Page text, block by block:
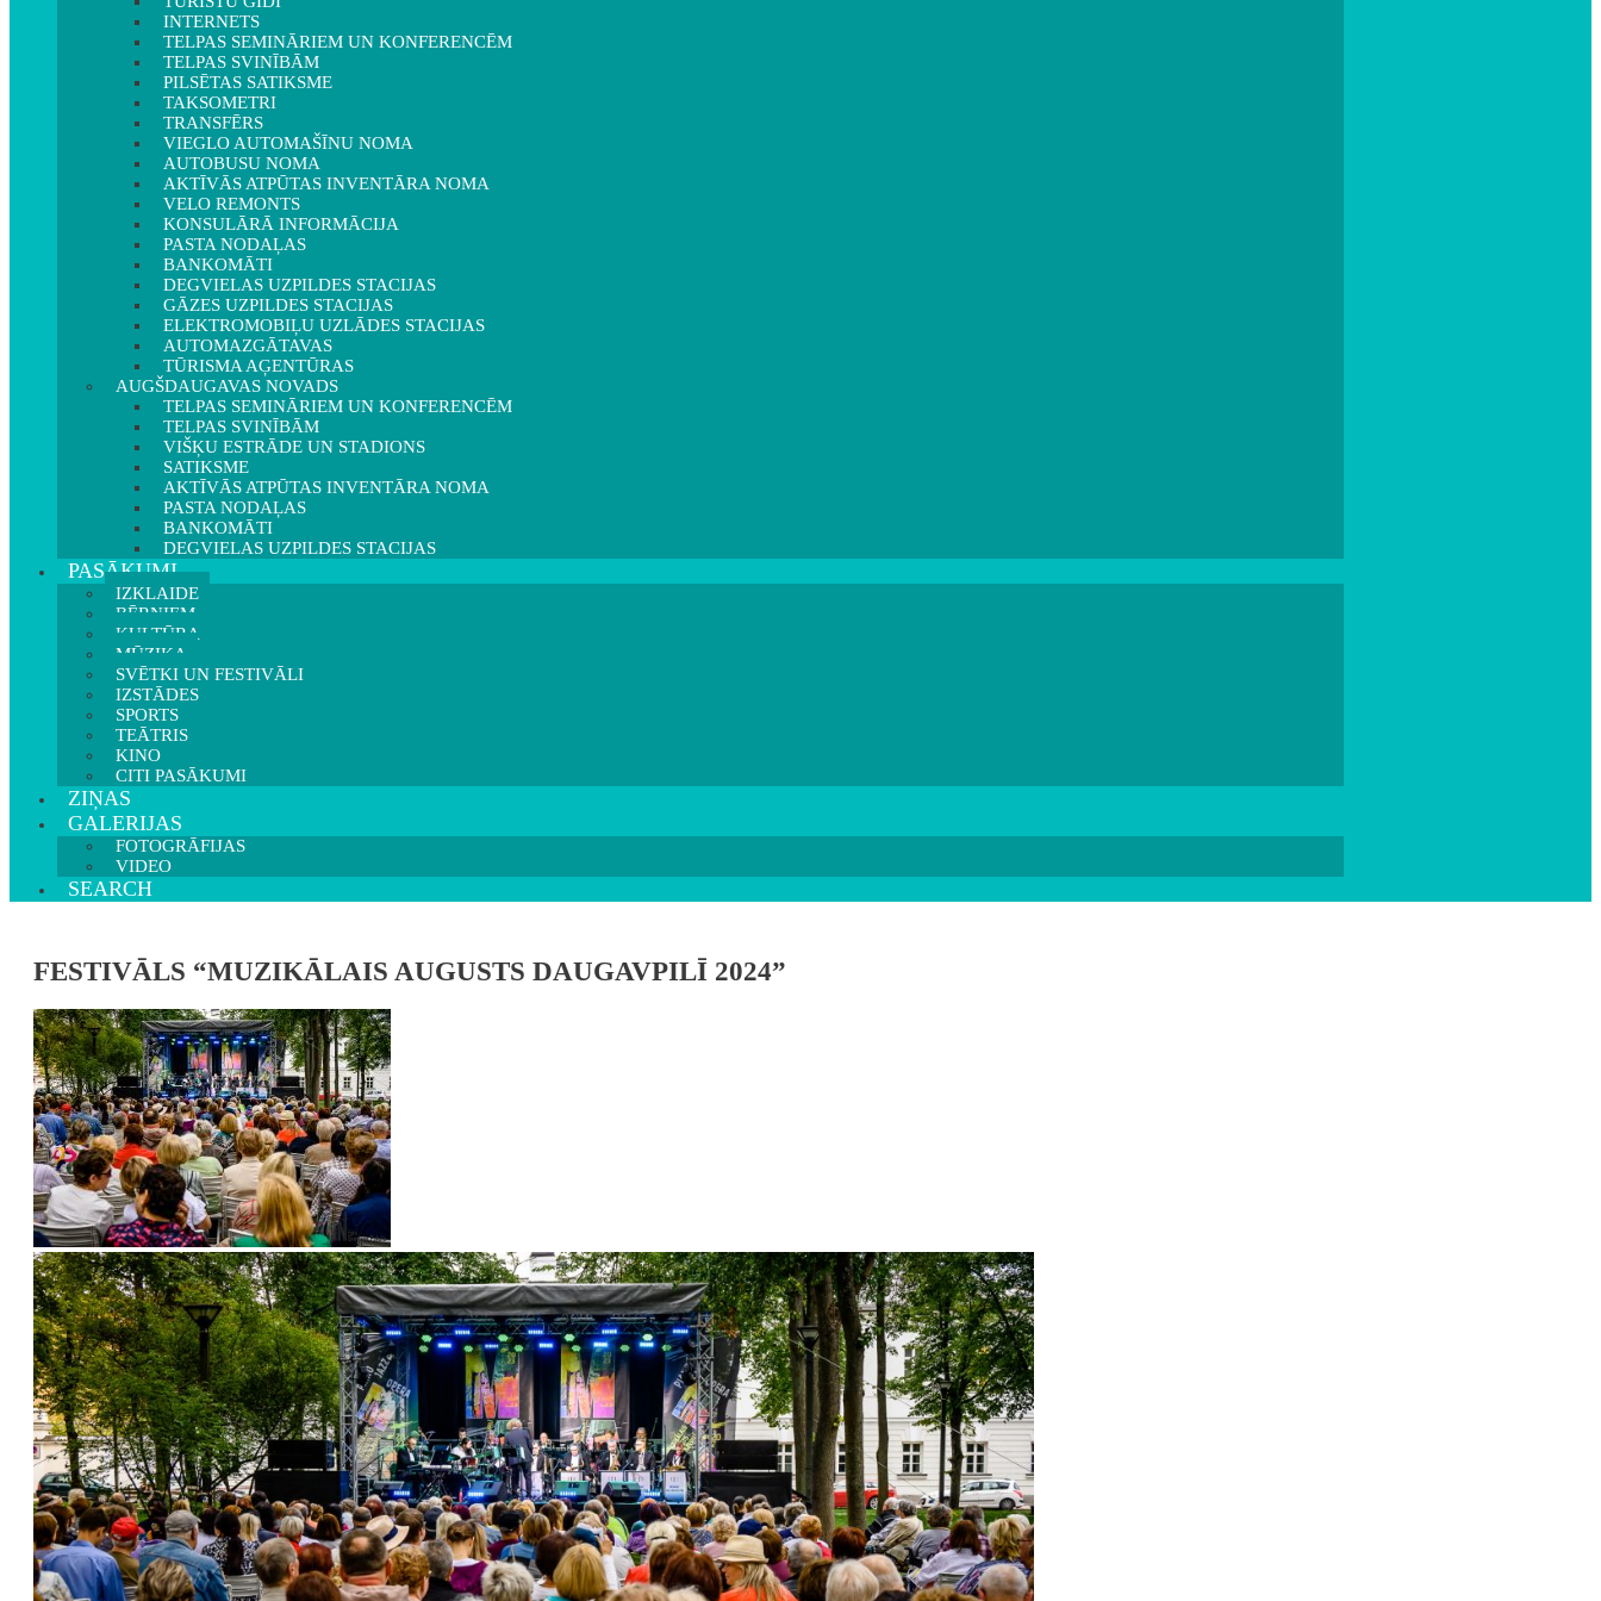
INTERNETS
TELPAS SEMINĀRIEM UN KONFERENCĒM
TELPAS SVINĪBĀM
PILSĒTAS SATIKSME
TAKSOMETRI
TRANSFĒRS
VIEGLO AUTOMAŠĪNU NOMA
AUTOBUSU NOMA
AKTĪVĀS ATPŪTAS INVENTĀRA NOMA
VELO REMONTS
KONSULĀRĀ INFORMĀCIJA
PASTA NODAĻAS
BANKOMĀTI
DEGVIELAS UZPILDES STACIJAS
GĀZES UZPILDES STACIJAS
ELEKTROMOBIĻU UZLĀDES STACIJAS
AUTOMAZGĀTAVAS
TŪRISMA AĢENTŪRAS
AUGŠDAUGAVAS NOVADS
TELPAS SEMINĀRIEM UN KONFERENCĒM
TELPAS SVINĪBĀM
VIŠĶU ESTRĀDE UN STADIONS
SATIKSME
AKTĪVĀS ATPŪTAS INVENTĀRA NOMA
PASTA NODAĻAS
BANKOMĀTI
DEGVIELAS UZPILDES STACIJAS
PASĀKUMI
IZKLAIDE
BĒRNIEM
KULTŪRA
MŪZIKA
SVĒTKI UN FESTIVĀLI
IZSTĀDES
SPORTS
TEĀTRIS
KINO
CITI PASĀKUMI
ZIŅAS
GALERIJAS
FOTOGRĀFIJAS
VIDEO
SEARCH
FESTIVĀLS “MUZIKĀLAIS AUGUSTS DAUGAVPILĪ 2024”